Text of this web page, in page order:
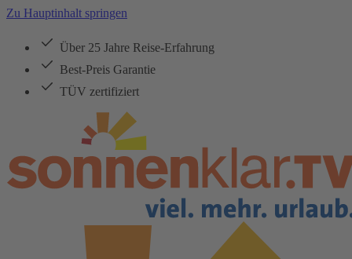
Zu Hauptinhalt springen
Über 25 Jahre Reise-Erfahrung
Best-Preis Garantie
TÜV zertifiziert